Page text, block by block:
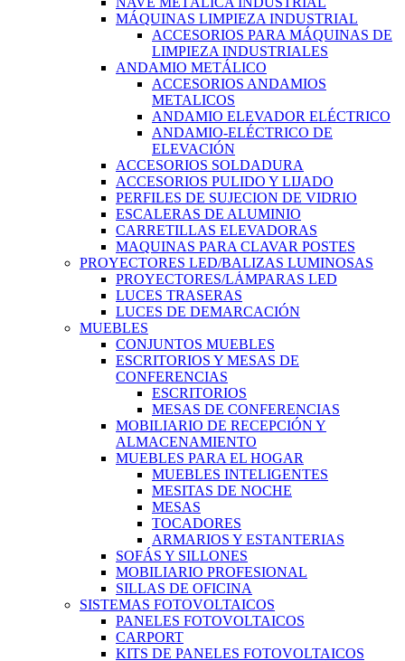
MÁQUINAS LIMPIEZA INDUSTRIAL
ACCESORIOS PARA MÁQUINAS DE
LIMPIEZA INDUSTRIALES
ANDAMIO METÁLICO
ACCESORIOS ANDAMIOS
METALICOS
ANDAMIO ELEVADOR ELÉCTRICO
ANDAMIO-ELÉCTRICO DE
ELEVACIÓN
ACCESORIOS SOLDADURA
ACCESORIOS PULIDO Y LIJADO
PERFILES DE SUJECION DE VIDRIO
ESCALERAS DE ALUMINIO
CARRETILLAS ELEVADORAS
MAQUINAS PARA CLAVAR POSTES
PROYECTORES LED/BALIZAS LUMINOSAS
PROYECTORES/LÁMPARAS LED
LUCES TRASERAS
LUCES DE DEMARCACIÓN
MUEBLES
CONJUNTOS MUEBLES
ESCRITORIOS Y MESAS DE
CONFERENCIAS
ESCRITORIOS
MESAS DE CONFERENCIAS
MOBILIARIO DE RECEPCIÓN Y
ALMACENAMIENTO
MUEBLES PARA EL HOGAR
MUEBLES INTELIGENTES
MESITAS DE NOCHE
MESAS
TOCADORES
ARMARIOS Y ESTANTERIAS
SOFÁS Y SILLONES
MOBILIARIO PROFESIONAL
SILLAS DE OFICINA
SISTEMAS FOTOVOLTAICOS
PANELES FOTOVOLTAICOS
CARPORT
KITS DE PANELES FOTOVOLTAICOS